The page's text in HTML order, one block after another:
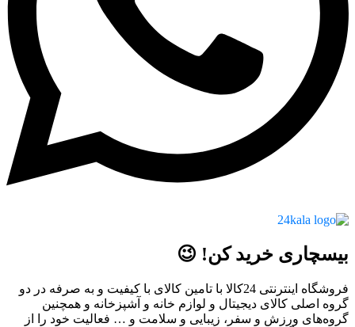
بیسچاری خرید کن! 😉
فروشگاه اینترنتی 24کالا با تامین کالای با کیفیت و به صرفه در دو
گروه اصلی کالای دیجیتال و لوازم خانه و آشپزخانه و همچنین
گروه‌های ورزش و سفر، زیبایی و سلامت و … فعالیت خود را از